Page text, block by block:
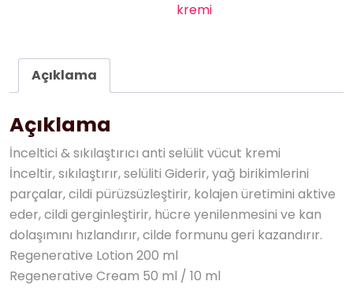
kremi
Açıklama
Açıklama
İnceltici & sıkılaştırıcı anti selülit vücut kremi
İnceltir, sıkılaştırır, selüliti Giderir, yağ birikimlerini
parçalar, cildi pürüzsüzleştirir, kolajen üretimini aktive
eder, cildi gerginleştirir, hücre yenilenmesini ve kan
dolaşımını hızlandırır, cilde formunu geri kazandırır.
Regenerative Lotion 200 ml
Regenerative Cream 50 ml / 10 ml